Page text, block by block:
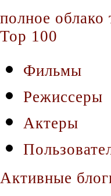
полное облако
Top 100
Фильмы
Режиссеры
Актеры
Активные